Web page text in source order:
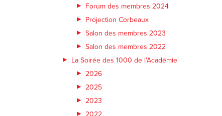
Forum des membres 2024
Projection Corbeaux
Salon des membres 2023
Salon des membres 2022
La Soirée des 1000 de l'Académie
2026
2025
2023
2022